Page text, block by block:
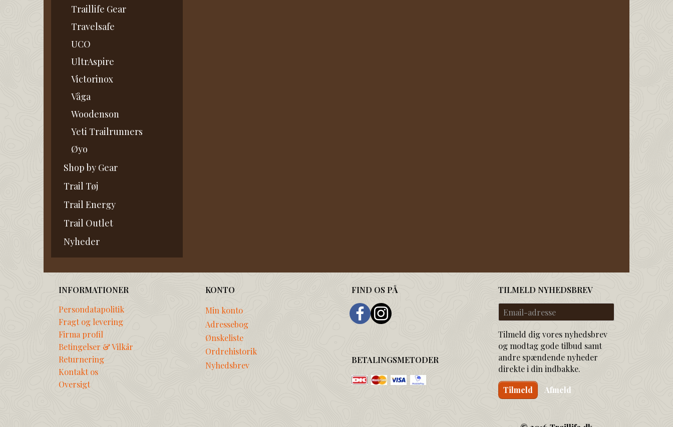
Traillife Gear
Travelsafe
UCO
UltrAspire
Victorinox
Våga
Woodenson
Yeti Trailrunners
Øyo
Shop by Gear
Trail Tøj
Trail Energy
Trail Outlet
Nyheder
INFORMATIONER
Persondatapolitik
Fragt og levering
Firma profil
Betingelser & Vilkår
Returnering
Kontakt os
Oversigt
KONTO
Min konto
Adressebog
Ønskeliste
Ordrehistorik
Nyhedsbrev
FIND OS PÅ
BETALINGSMETODER
TILMELD NYHEDSBREV
Email-
adresse
Tilmeld dig vores nyhedsbrev
og modtag gode tilbud samt
andre spændende nyheder
direkte i din indbakke.
Tilmeld Afmeld